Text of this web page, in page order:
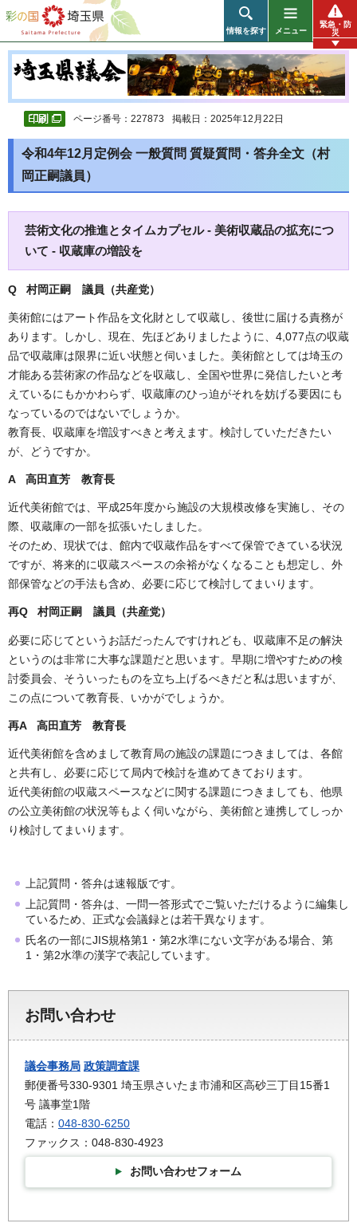
彩の国 埼玉県
情報を探す メニュー
緊急・防
災
ページ番号：227873 掲載日：2025年12月22日
令和4年12月定例会 一般質問 質疑質問・答弁全文（村
岡正嗣議員）
芸術文化の推進とタイムカプセル - 美術収蔵品の拡充につ
いて - 収蔵庫の増設を
Q 村岡正嗣 議員（共産党）
美術館にはアート作品を文化財として収蔵し、後世に届ける責務が
あります。しかし、現在、先ほどありましたように、4,077点の収蔵
品で収蔵庫は限界に近い状態と伺いました。美術館としては埼玉の
才能ある芸術家の作品などを収蔵し、全国や世界に発信したいと考
えているにもかかわらず、収蔵庫のひっ迫がそれを妨げる要因にも
なっているのではないでしょうか。
教育長、収蔵庫を増設すべきと考えます。検討していただきたい
が、どうですか。
A 高田直芳 教育長
近代美術館では、平成25年度から施設の大規模改修を実施し、その
際、収蔵庫の一部を拡張いたしました。
そのため、現状では、館内で収蔵作品をすべて保管できている状況
ですが、将来的に収蔵スペースの余裕がなくなることも想定し、外
部保管などの手法も含め、必要に応じて検討してまいります。
再Q 村岡正嗣 議員（共産党）
必要に応じてというお話だったんですけれども、収蔵庫不足の解決
というのは非常に大事な課題だと思います。早期に増やすための検
討委員会、そういったものを立ち上げるべきだと私は思いますが、
この点について教育長、いかがでしょうか。
再A 高田直芳 教育長
近代美術館を含めまして教育局の施設の課題につきましては、各館
と共有し、必要に応じて局内で検討を進めてきております。
近代美術館の収蔵スペースなどに関する課題につきましても、他県
の公立美術館の状況等もよく伺いながら、美術館と連携してしっか
り検討してまいります。
上記質問・答弁は速報版です。
上記質問・答弁は、一問一答形式でご覧いただけるように編集し
ているため、正式な会議録とは若干異なります。
氏名の一部にJIS規格第1・第2水準にない文字がある場合、第
1・第2水準の漢字で表記しています。
お問い合わせ
議会事務局 政策調査課
郵便番号330-9301 埼玉県さいたま市浦和区高砂三丁目15番1
号 議事堂1階
電話： 048-830-6250
ファックス：048-830-4923
お問い合わせフォーム